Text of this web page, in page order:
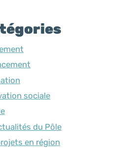
sociale
du Pôle
en région